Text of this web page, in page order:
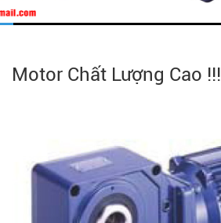
Motor Chất Lượng Cao !!!